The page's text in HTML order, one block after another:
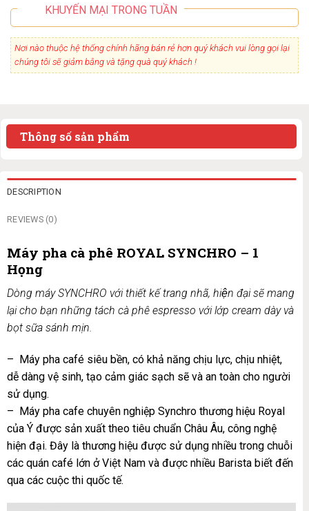
KHUYẾN MẠI TRONG TUẦN
Nơi nào thuộc hệ thống chính hãng bán rẻ hơn quý khách vui lòng gọi lại
chúng tôi sẽ giảm bằng và tặng quà quý khách !
Thông số sản phẩm
DESCRIPTION
REVIEWS (0)
Máy pha cà phê ROYAL SYNCHRO – 1
Họng
Dòng máy SYNCHRO với thiết kế trang nhã, hiện đại sẽ mang
lại cho bạn những tách cà phê espresso với lớp cream dày và
bọt sữa sánh mịn.
– Máy pha café siêu bền, có khả năng chịu lực, chịu nhiệt,
dễ dàng vệ sinh, tạo cảm giác sạch sẽ và an toàn cho người
sử dụng.
– Máy pha cafe chuyên nghiệp Synchro thương hiệu Royal
của Ý được sản xuất theo tiêu chuẩn Châu Âu, công nghệ
hiện đại. Đây là thương hiệu được sử dụng nhiều trong chuỗi
các quán café lớn ở Việt Nam và được nhiều Barista biết đến
qua các cuộc thi quốc tế.